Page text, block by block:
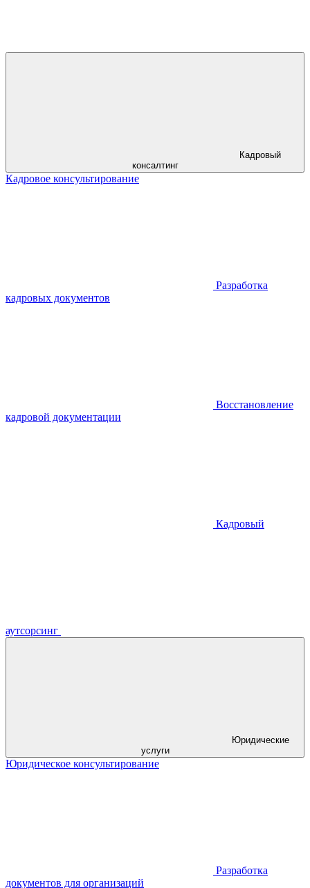
консалтинг
Кадровое консультирование
Разработка
кадровых документов
Восстановление
кадровой документации
Кадровый
аутсорсинг
услуги
Юридическое консультирование
Разработка
документов для организаций